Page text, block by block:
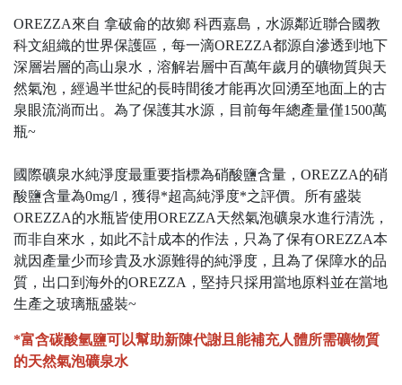
OREZZA來自 拿破侖的故鄉 科西嘉島，水源鄰近聯合國教
科文組織的世界保護區，每一滴OREZZA都源自滲透到地下
深層岩層的高山泉水，溶解岩層中百萬年歲月的礦物質與天
然氣泡，經過半世紀的長時間後才能再次回湧至地面上的古
泉眼流淌而出。為了保護其水源，目前每年總產量僅1500萬
瓶~
國際礦泉水純淨度最重要指標為硝酸鹽含量，OREZZA的硝
酸鹽含量為0mg/l，獲得*超高純淨度*之評價。所有盛裝
OREZZA的水瓶皆使用OREZZA天然氣泡礦泉水進行清洗，
而非自來水，如此不計成本的作法，只為了保有OREZZA本
就因產量少而珍貴及水源難得的純淨度，且為了保障水的品
質，出口到海外的OREZZA，堅持只採用當地原料並在當地
生產之玻璃瓶盛裝~
*富含碳酸氫鹽可以幫助新陳代謝且能補充人體所需礦物質
的天然氣泡礦泉水